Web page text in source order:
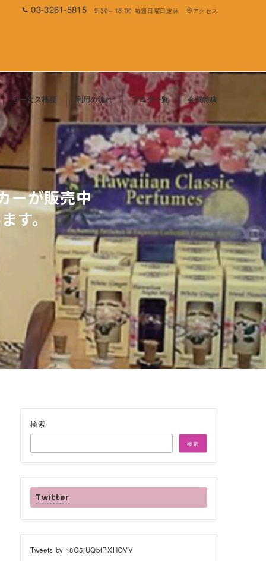
03-3261-5815 9:30～18:00 毎週日曜日定休 アクセス
サービス概要 利用の流れ ブログ一覧 会員特典
ーが販売中
す。
検索
検索
Twitter
Tweets by 18G5jUQbfPXHOVV